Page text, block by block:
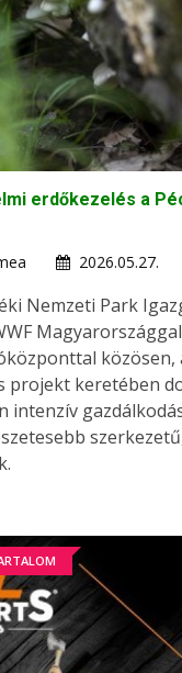
erdőkezelés a
2026.05.27.
Nemzeti Park
közösen,
projekt keretében
intenzív